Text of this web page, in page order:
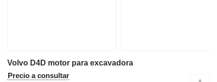
Volvo D4D motor para excavadora
Precio a consultar